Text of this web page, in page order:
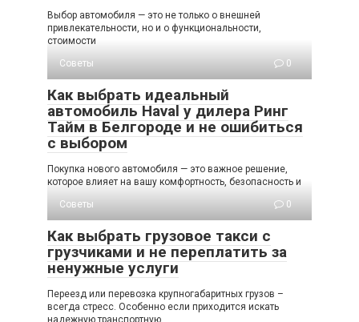
Выбор автомобиля — это не только о внешней
привлекательности, но и о функциональности,
стоимости
Советы
0
Как выбрать идеальный
автомобиль Haval у дилера Ринг
Тайм в Белгороде и не ошибиться
с выбором
Покупка нового автомобиля — это важное решение,
которое влияет на вашу комфортность, безопасность и
Советы
0
Как выбрать грузовое такси с
грузчиками и не переплатить за
ненужные услуги
Переезд или перевозка крупногабаритных грузов –
всегда стресс. Особенно если приходится искать
надежную транспортную